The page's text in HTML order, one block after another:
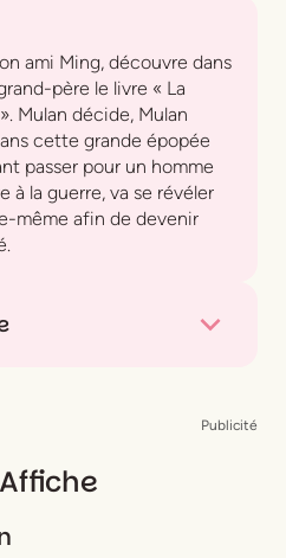
ami Ming, découvre dans
père le livre « La
Mulan décide, Mulan
cette grande épopée
passer pour un homme
à la guerre, va se révéler
même afin de devenir
,Yassine Ben
Publicité